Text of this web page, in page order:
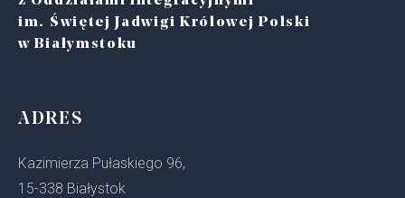
im. Świętej Jadwigi Królowej Polski
w Białymstoku
ADRES
Kazimierza Pułaskiego 96,
15-338 Białystok